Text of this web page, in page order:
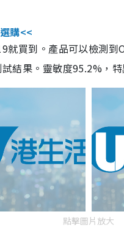
購<<
就買到。產品可以檢測
結果。靈敏度95.2%，
點擊圖片放大